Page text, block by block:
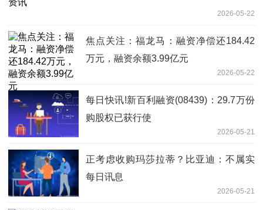
2026-05-22
焦点关注：福龙马：融资净偿还184.42
万元，融资余额3.99亿元
2026-05-22
每日快讯!新百利融资(08439)：29.7万份
购股权已获行使
2026-05-21
正考虑收购玛莎拉蒂？比亚迪：不属实
每日讯息
2026-05-21